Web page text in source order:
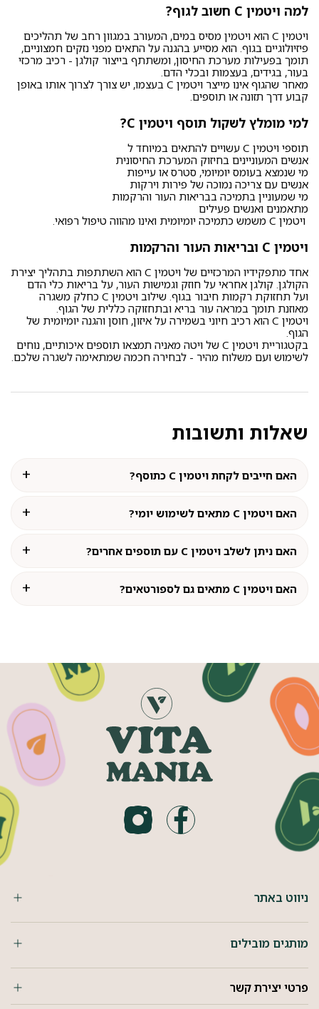
למה ויטמין C חשוב לגוף?
ויטמין C הוא ויטמין מסיס במים, המעורב במגוון רחב של תהליכים
פיזיולוגיים בגוף. הוא מסייע בהגנה על התאים מפני נזקים חמצוניים,
תומך בפעילות מערכת החיסון, ומשתתף בייצור קולגן - רכיב מרכזי
בעור, בגידים, בעצמות ובכלי הדם.
מאחר שהגוף אינו מייצר ויטמין C בעצמו, יש צורך לצרוך אותו באופן
קבוע דרך תזונה או תוספים.
למי מומלץ לשקול תוסף ויטמין C?
תוספי ויטמין C עשויים להתאים במיוחד ל
אנשים המעוניינים בחיזוק המערכת החיסונית
מי שנמצא בעומס יומיומי, סטרס או עייפות
אנשים עם צריכה נמוכה של פירות וירקות
מי שמעוניין בתמיכה בבריאות העור והרקמות
מתאמנים ואנשים פעילים
ויטמין C משמש כתמיכה יומיומית ואינו מהווה טיפול רפואי.
ויטמין C ובריאות העור והרקמות
אחד מתפקידיו המרכזיים של ויטמין C הוא השתתפות בתהליך יצירת
הקולגן. קולגן אחראי על חוזק וגמישות העור, על בריאות כלי הדם
ועל תחזוקת רקמות חיבור בגוף. שילוב ויטמין C כחלק משגרה
מאוזנת תומך במראה עור בריא ובתחזוקה כללית של הגוף.
ויטמין C הוא רכיב חיוני בשמירה על איזון, חוסן והגנה יומיומית של
הגוף.
בקטגוריית ויטמין C של ויטה מאניה תמצאו תוספים איכותיים, נוחים
לשימוש ועם משלוח מהיר - לבחירה חכמה שמתאימה לשגרה שלכם.
שאלות ותשובות
האם חייבים לקחת ויטמין C כתוסף?
האם ויטמין C מתאים לשימוש יומי?
האם ניתן לשלב ויטמין C עם תוספים אחרים?
האם ויטמין C מתאים גם לספורטאים?
ניווט באתר
מותגים מובילים
פרטי יצירת קשר